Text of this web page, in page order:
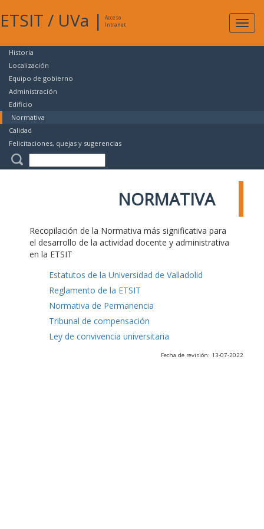
ETSIT / UVa |
Acceso
Intranet
Historia
Localización
Equipo de gobierno
Administración
Edificio
Normativa
Calidad
Felicitaciones, quejas y sugerencias
NORMATIVA
Recopilación de la Normativa más significativa para
el desarrollo de la actividad docente y administrativa
en la ETSIT
Estatutos de la Universidad de Valladolid
Reglamento de la ETSIT
Normativa de Permanencia
Tribunal de compensación
Ley de convivencia universitaria
Fecha de revisión: 13-07-2022